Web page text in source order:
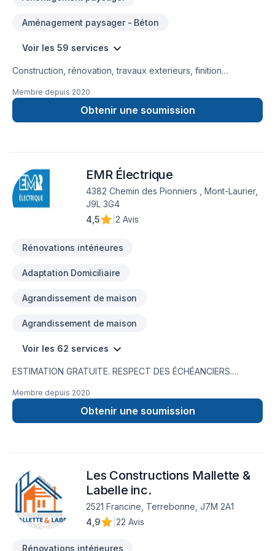
Aménagement paysager - Béton
Voir les 59 services
Construction, rénovation, travaux exterieurs, finition
Marc Antoine Giroux GMA Construction Inc.
Membre depuis 2020
Obtenir une soumission
EMR Électrique
4382 Chemin des Pionniers , Mont-Laurier,
J9L 3G4
4,5
2 Avis
Rénovations intérieures
Adaptation Domiciliaire
Agrandissement de maison
Agrandissement de maison
Voir les 62 services
ESTIMATION GRATUITE. RESPECT DES ÉCHÉANCIERS.
électricien à Mont-Laurier, propose des solutions innovantes
pour répondre aux besoins de la clientèle des Hautes-
Laurentides et de la Vallée-de-la-Gatineau. EMR Électrique
Membre depuis 2020
Obtenir une soumission
Les Constructions Mallette &
Labelle inc.
2521 Francine, Terrebonne, J7M 2A1
4,9
22 Avis
Rénovations intérieures